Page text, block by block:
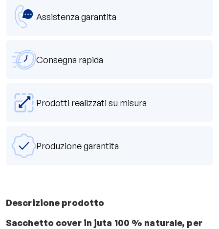
Assistenza garantita
Consegna rapida
Prodotti realizzati su misura
Produzione garantita
Descrizione prodotto
Sacchetto cover in juta 100 % naturale, per